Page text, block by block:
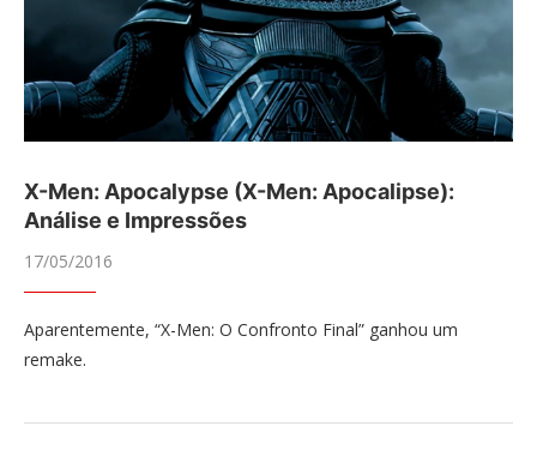
X-Men: Apocalypse (X-Men: Apocalipse):
Análise e Impressões
17/05/2016
Aparentemente, “X-Men: O Confronto Final” ganhou um
remake.